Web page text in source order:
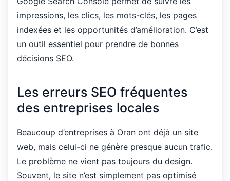
impressions, les clics, les mots-clés, les pages
indexées et les opportunités d’amélioration. C’est
un outil essentiel pour prendre de bonnes
décisions SEO.
Les erreurs SEO fréquentes
des entreprises locales
Beaucoup d’entreprises à Oran ont déjà un site
web, mais celui-ci ne génère presque aucun trafic.
Le problème ne vient pas toujours du design.
Souvent, le site n’est simplement pas optimisé